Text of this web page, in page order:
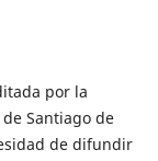
por la
Santiago de
de difundir